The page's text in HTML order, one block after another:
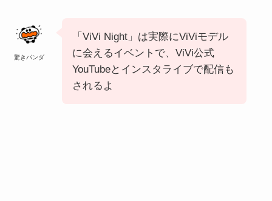
驚きパンダ
「ViVi Night」は実際にViViモデル
に会えるイベントで、ViVi公式
YouTubeとインスタライブで配信も
されるよ